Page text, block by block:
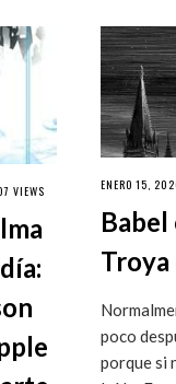
VIEWS ENERO 15,
Babel
Troya
poco
porque si